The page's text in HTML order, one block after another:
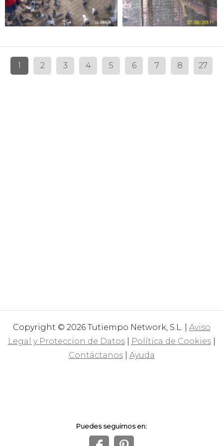
1 2 3 4 5 6 7 8 27
Copyright © 2026 Tutiempo Network, S.L. | Aviso
Legal y Proteccion de Datos| Política de Cookies|
Contáctanos| Ayuda
Puedes seguirnos en: